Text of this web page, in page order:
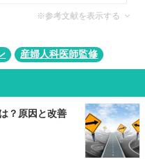
※参考文献を表示する
産婦人科医師監修
？原因と改善